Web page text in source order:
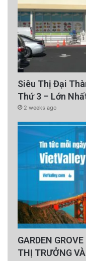
Siêu Thị Đại
Thứ 3 – Lớn
2 weeks ago
GARDEN
THỊ TRƯỞNG